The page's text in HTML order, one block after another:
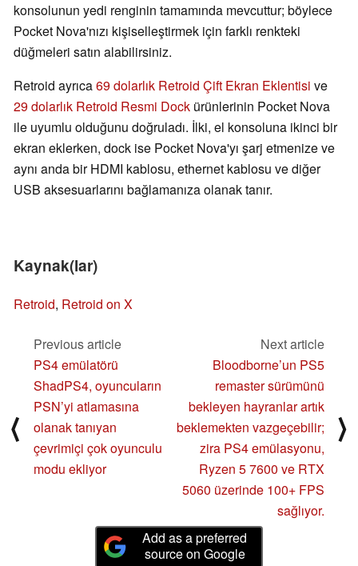
konsolunun yedi renginin tamamında mevcuttur; böylece
Pocket Nova'nızı kişiselleştirmek için farklı renkteki
düğmeleri satın alabilirsiniz.
Retroid ayrıca69 dolarlık Retroid Çift Ekran Eklentisi ve
29 dolarlık Retroid Resmi Dock ürünlerinin Pocket Nova
ile uyumlu olduğunu doğruladı. İlki, el konsoluna ikinci bir
ekran eklerken, dock ise Pocket Nova'yı şarj etmenize ve
aynı anda bir HDMI kablosu, ethernet kablosu ve diğer
USB aksesuarlarını bağlamanıza olanak tanır.
Kaynak(lar)
Retroid, Retroid on X
⟨
Previous article
PS4 emülatörü
ShadPS4, oyuncuların
PSN’yi atlamasına
olanak tanıyan
çevrimiçi çok oyunculu
modu ekliyor
Next article
Bloodborne’un PS5
remaster sürümünü
bekleyen hayranlar artık
beklemekten vazgeçebilir;
zira PS4 emülasyonu,
Ryzen 5 7600 ve RTX
5060 üzerinde 100+ FPS
sağlıyor.
⟩
Add as a preferred
source on Google